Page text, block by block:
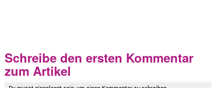
Schreibe den ersten Kommentar
zum Artikel